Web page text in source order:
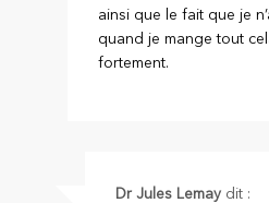
ainsi que le fait que je
quand je mange tout
fortement.
Dr Jules Lemay dit :